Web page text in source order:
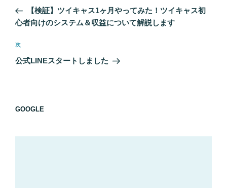
ナ
ゲ
ー
の
投
【検証】ツイキャス1ヶ月やってみた！ツイキャス初
心者向けのシステム＆収益について解説します
次
の
次
公式LINEスタートしました
GOOGLE